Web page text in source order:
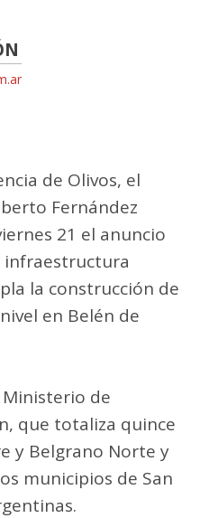
de Olivos, el
Fernández
21 el anuncio
infraestructura
la construcción de
en Belén de
de
que totaliza quince
y Belgrano Norte y
municipios de San